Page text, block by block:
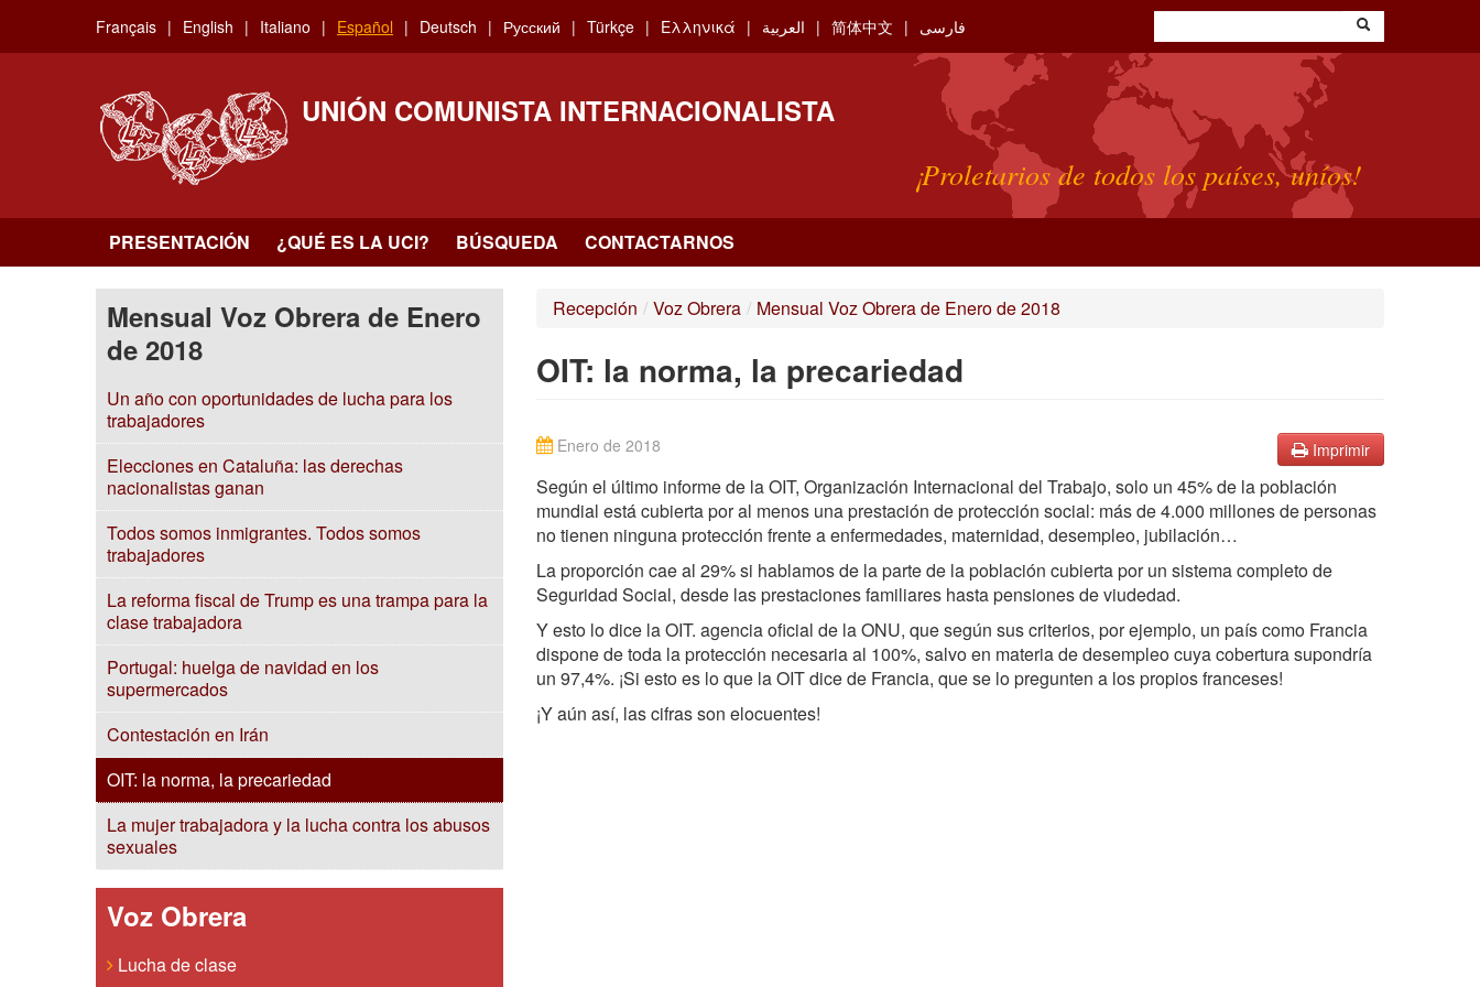
main
Français English Italiano Español Deutsch Русский Türkçe Ελληνικά العربية 简体中文 فارسی
UNIÓN COMUNISTA INTERNACIONALISTA
¡Proletarios de todos los países, uníos!
PRESENTACIÓN ¿QUÉ ES LA UCI? BÚSQUEDA CONTACTARNOS
Mensual Voz Obrera de Enero
de 2018
Un año con oportunidades de lucha para los
trabajadores
Elecciones en Cataluña: las derechas
nacionalistas ganan
Todos somos inmigrantes. Todos somos
trabajadores
La reforma fiscal de Trump es una trampa para la
clase trabajadora
Portugal: huelga de navidad en los
supermercados
Contestación en Irán
OIT: la norma, la precariedad
La mujer trabajadora y la lucha contra los abusos
sexuales
Voz Obrera
Lucha de clase
Recepción / Voz Obrera / Mensual Voz Obrera de Enero de 2018
OIT: la norma, la precariedad
Imprimir
Enero de 2018
Según el último informe de la OIT, Organización Internacional del Trabajo, solo un 45% de la población
mundial está cubierta por al menos una prestación de protección social: más de 4.000 millones de personas
no tienen ninguna protección frente a enfermedades, maternidad, desempleo, jubilación…
La proporción cae al 29% si hablamos de la parte de la población cubierta por un sistema completo de
Seguridad Social, desde las prestaciones familiares hasta pensiones de viudedad.
Y esto lo dice la OIT. agencia oficial de la ONU, que según sus criterios, por ejemplo, un país como Francia
dispone de toda la protección necesaria al 100%, salvo en materia de desempleo cuya cobertura supondría
un 97,4%. ¡Si esto es lo que la OIT dice de Francia, que se lo pregunten a los propios franceses!
¡Y aún así, las cifras son elocuentes!